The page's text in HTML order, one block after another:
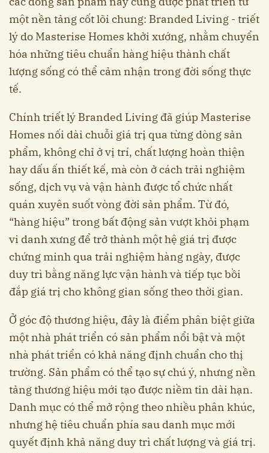
một nền tảng cốt lõi chung: Branded Living - triết
lý do Masterise Homes khởi xướng, nhằm chuyển
hóa những tiêu chuẩn hàng hiệu thành chất
lượng sống có thể cảm nhận trong đời sống thực
tế.
Chính triết lý Branded Living đã giúp Masterise
Homes nối dài chuỗi giá trị qua từng dòng sản
phẩm, không chỉ ở vị trí, chất lượng hoàn thiện
hay dấu ấn thiết kế, mà còn ở cách trải nghiệm
sống, dịch vụ và vận hành được tổ chức nhất
quán xuyên suốt vòng đời sản phẩm. Từ đó,
“hàng hiệu” trong bất động sản vượt khỏi phạm
vi danh xưng để trở thành một hệ giá trị được
chứng minh qua trải nghiệm hàng ngày, được
duy trì bằng năng lực vận hành và tiếp tục bồi
đắp giá trị cho không gian sống theo thời gian.
Ở góc độ thương hiệu, đây là điểm phân biệt giữa
một nhà phát triển có sản phẩm nổi bật và một
nhà phát triển có khả năng định chuẩn cho thị
trường. Sản phẩm có thể tạo sự chú ý, nhưng nền
tảng thương hiệu mới tạo được niềm tin dài hạn.
Danh mục có thể mở rộng theo nhiều phân khúc,
nhưng hệ tiêu chuẩn phía sau danh mục mới
quyết định khả năng duy trì chất lượng và giá trị.